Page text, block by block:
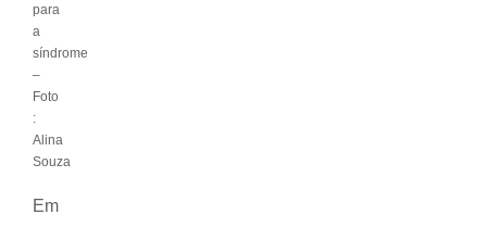
para
a
síndrome
–
Foto
:
Alina
Souza
Em